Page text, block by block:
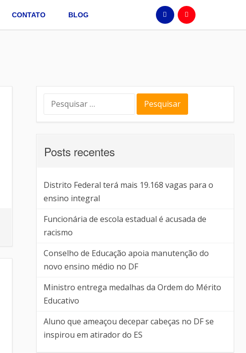
CONTATO BLOG
Posts recentes
Distrito Federal terá mais 19.168 vagas para o
ensino integral
Funcionária de escola estadual é acusada de
racismo
Conselho de Educação apoia manutenção do
novo ensino médio no DF
Ministro entrega medalhas da Ordem do Mérito
Educativo
Aluno que ameaçou decepar cabeças no DF se
inspirou em atirador do ES